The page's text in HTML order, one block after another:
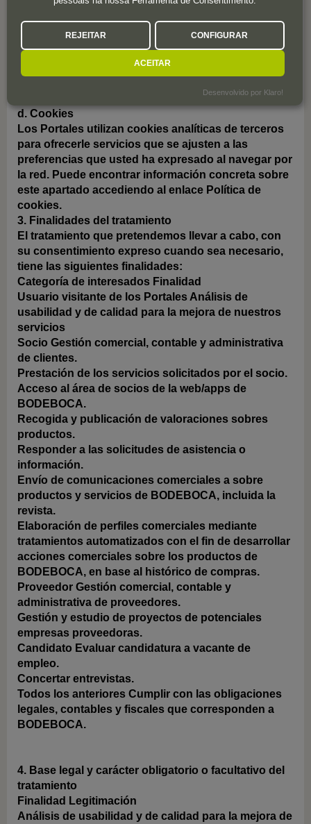
manera los Datos Personales de terceros en el uso
de los Portales, usted garantiza en este momento -
asumiendo toda la responsabilidad relacionada -
que este caso particular de tratamiento se basa en
una base legal apropiada de conformidad con el art.
d. Cookies
Los Portales utilizan cookies analíticas de terceros
para ofrecerle servicios que se ajusten a las
preferencias que usted ha expresado al navegar por
la red. Puede encontrar información concreta sobre
este apartado accediendo al enlace Política de
cookies.
3. Finalidades del tratamiento
El tratamiento que pretendemos llevar a cabo, con
su consentimiento expreso cuando sea necesario,
tiene las siguientes finalidades:
Categoría de interesados Finalidad
Usuario visitante de los Portales Análisis de
usabilidad y de calidad para la mejora de nuestros
servicios
Socio Gestión comercial, contable y administrativa
de clientes.
Prestación de los servicios solicitados por el socio.
Acceso al área de socios de la web/apps de
BODEBOCA.
Recogida y publicación de valoraciones sobres
productos.
Responder a las solicitudes de asistencia o
información.
Envío de comunicaciones comerciales a sobre
productos y servicios de BODEBOCA, incluida la
revista.
Elaboración de perfiles comerciales mediante
tratamientos automatizados con el fin de desarrollar
acciones comerciales sobre los productos de
BODEBOCA, en base al histórico de compras.
Proveedor Gestión comercial, contable y
administrativa de proveedores.
Gestión y estudio de proyectos de potenciales
empresas proveedoras.
Candidato Evaluar candidatura a vacante de
empleo.
Concertar entrevistas.
Todos los anteriores Cumplir con las obligaciones
legales, contables y fiscales que corresponden a
BODEBOCA.
4. Base legal y carácter obligatorio o facultativo del
tratamiento
Finalidad Legitimación
Análisis de usabilidad y de calidad para la mejora de
REJEITAR CONFIGURAR
ACEITAR
Desenvolvido por Klaro!